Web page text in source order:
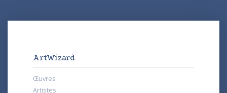
ArtWizard
Œuvres
Artistes